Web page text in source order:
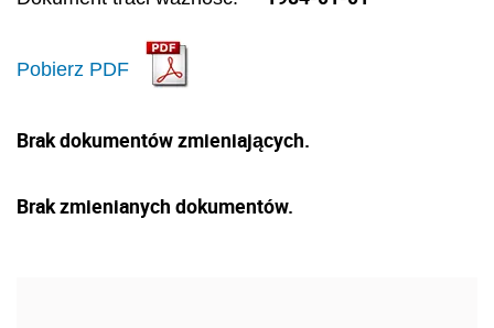
Pobierz PDF
Brak dokumentów zmieniających.
Brak zmienianych dokumentów.